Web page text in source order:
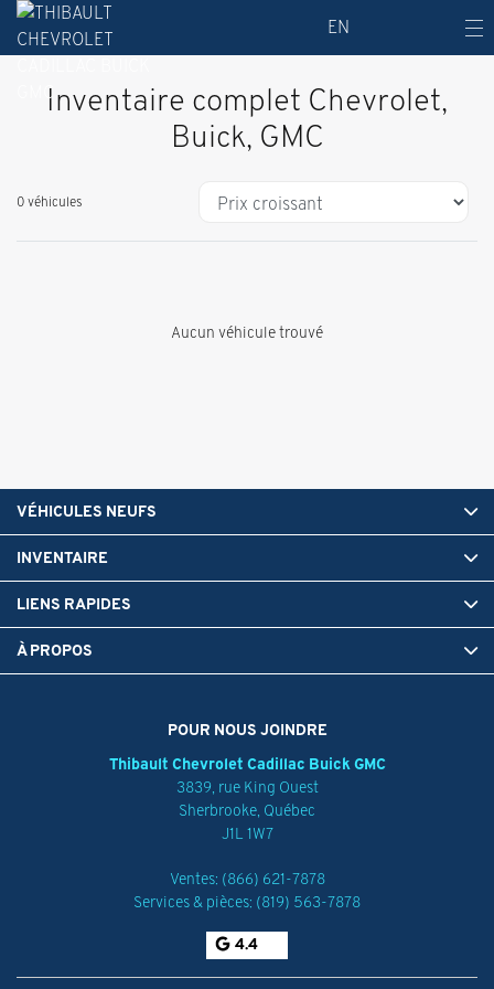
EN
Inventaire complet Chevrolet,
Buick, GMC
0 véhicules
Aucun véhicule trouvé
POUR NOUS JOINDRE
Thibault Chevrolet Cadillac Buick GMC
3839, rue King Ouest
Sherbrooke, Québec
J1L 1W7
Ventes: (866) 621-7878
Services & pièces: (819) 563-7878
4.4
VÉHICULES NEUFS
INVENTAIRE
LIENS RAPIDES
À PROPOS